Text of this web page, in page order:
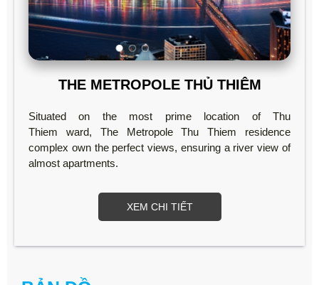
THE METROPOLE THỦ THIÊM
Situated on the most prime location of Thu
Thiem ward, The Metropole Thu Thiem residence
complex own the perfect views, ensuring a river view of
almost apartments.
XEM CHI TIẾT